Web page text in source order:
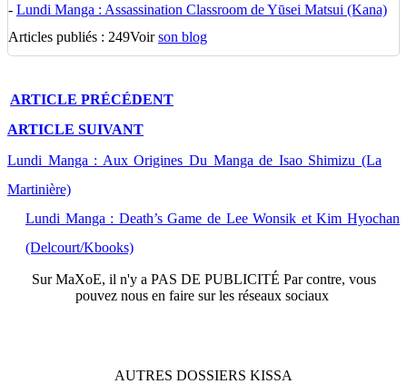
- Lundi Manga : Assassination Classroom de Yūsei Matsui (Kana)
Articles publiés : 249Voirson blog
ARTICLE PRÉCÉDENT
ARTICLE SUIVANT
Lundi Manga : Aux Origines Du Manga de Isao Shimizu (La
Martinière)
Lundi Manga : Death’s Game de Lee Wonsik et Kim Hyochan
(Delcourt/Kbooks)
SurMaXoE, il n'y a PAS DE PUBLICITÉ Par contre, vous
pouvez nous en faire sur les réseaux sociaux
AUTRES DOSSIERS KISSA